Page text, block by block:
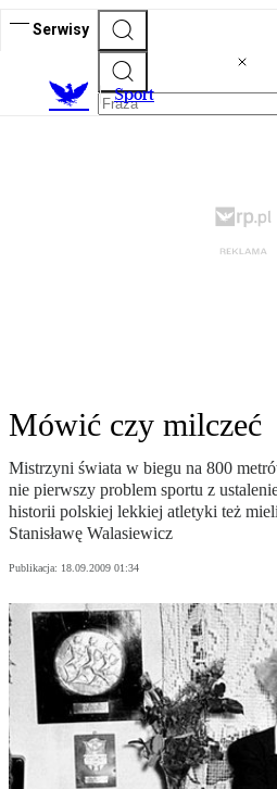
Serwisy
Sport
Mówić czy milczeć
Mistrzyni świata w biegu na 800
nie pierwszy problem sportu z
historii polskiej lekkiej atletyki też
Stanisławę Walasiewicz
Publikacja: 18.09.2009 01:34